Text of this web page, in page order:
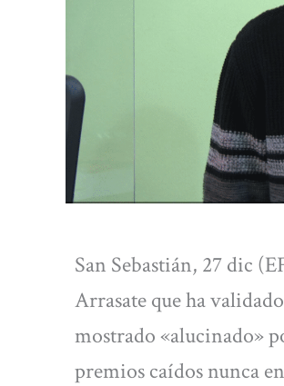
San Sebastián, 27 dic
Arrasate que ha
mostrado «alucinado»
premios caídos nunca